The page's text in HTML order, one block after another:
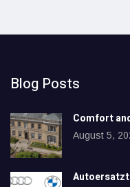
Blog Posts
Comfort
August 5,